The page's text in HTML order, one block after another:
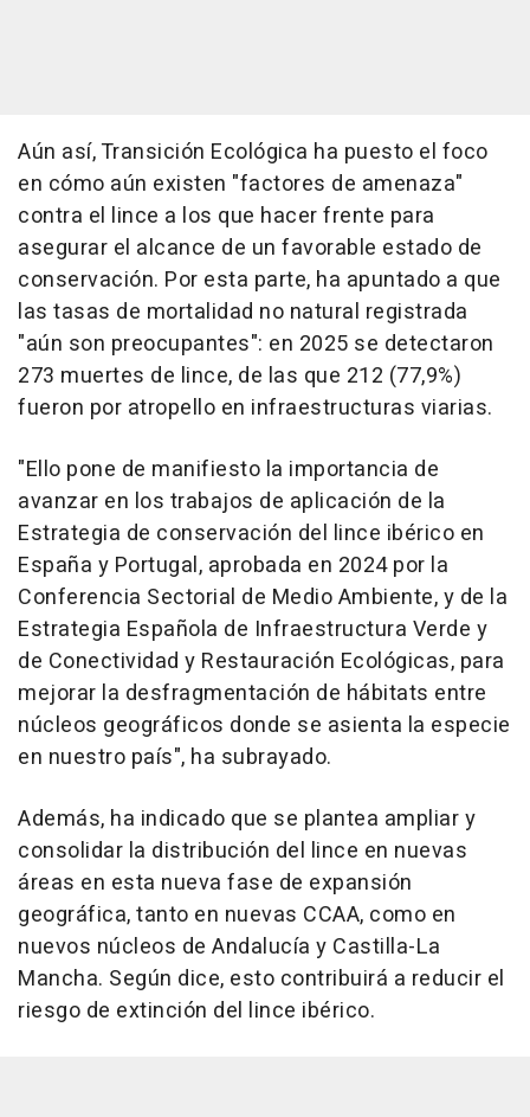
Aún así, Transición Ecológica ha puesto el foco
en cómo aún existen "factores de amenaza"
contra el lince a los que hacer frente para
asegurar el alcance de un favorable estado de
conservación. Por esta parte, ha apuntado a que
las tasas de mortalidad no natural registrada
"aún son preocupantes": en 2025 se detectaron
273 muertes de lince, de las que 212 (77,9%)
fueron por atropello en infraestructuras viarias.
"Ello pone de manifiesto la importancia de
avanzar en los trabajos de aplicación de la
Estrategia de conservación del lince ibérico en
España y Portugal, aprobada en 2024 por la
Conferencia Sectorial de Medio Ambiente, y de la
Estrategia Española de Infraestructura Verde y
de Conectividad y Restauración Ecológicas, para
mejorar la desfragmentación de hábitats entre
núcleos geográficos donde se asienta la especie
en nuestro país", ha subrayado.
Además, ha indicado que se plantea ampliar y
consolidar la distribución del lince en nuevas
áreas en esta nueva fase de expansión
geográfica, tanto en nuevas CCAA, como en
nuevos núcleos de Andalucía y Castilla-La
Mancha. Según dice, esto contribuirá a reducir el
riesgo de extinción del lince ibérico.